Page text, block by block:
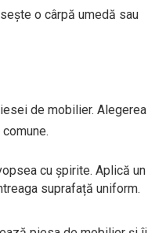
o cârpă umedă sau
de mobilier. Alegerea
cu șpirite. Aplică un
suprafață uniform.